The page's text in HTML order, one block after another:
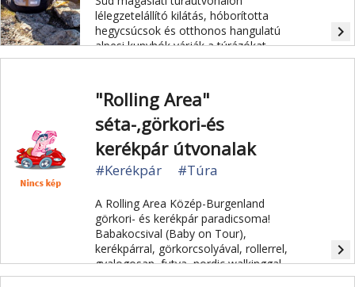
lélegzetelállító kilátás, hóborította
hegycsúcsok és otthonos hangulatú
alpesi kunyhók várják a túrázókat.
navigate_next
"Rolling Area"
séta-,görkori-és
kerékpár útvonalak
#Kerékpár #Túra
A Rolling Area Közép-Burgenland
görkori- és kerékpár paradicsoma!
Babakocsival (Baby on Tour),
kerékpárral, görkorcsolyával, rollerrel,
gyalogosan, futva, nordic walkinggal
egyaránt igénybe vehető.
navigate_next